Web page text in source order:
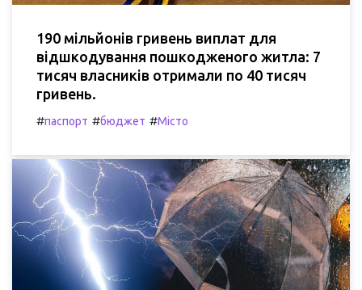
190 мільйонів гривень виплат для
відшкодування пошкодженого житла: 7
тисяч власників отримали по 40 тисяч
гривень.
#паспорт #бюджет #Місто